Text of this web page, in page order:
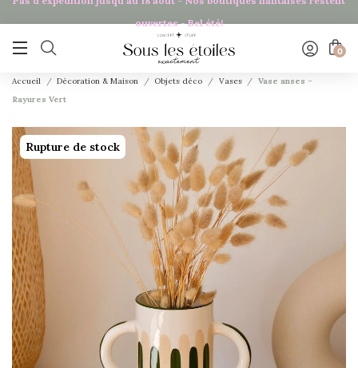
ouvertes - Bel été!
 0
Accueil Décoration & Maison Objets déco Vases
Vase anses -
Rayures Vert
Rupture de stock